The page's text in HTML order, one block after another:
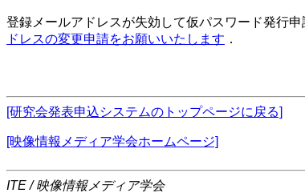
登録メールアドレスが失効して仮パスワード発行
ドレスの変更申請をお願いいたします ．
[研究会発表申込システムのトップページに戻る]
[映像情報メディア学会ホームページ]
ITE / 映像情報メディア学会